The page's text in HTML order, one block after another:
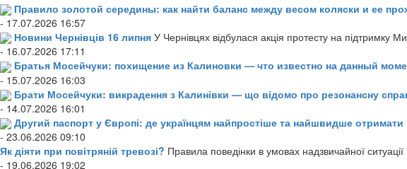
Правило золотой середины: как найти баланс между весом коляски и ее
- 17.07.2026 16:57
Новини Чернівців 16 липня У Чернівцях відбулася акція протесту на підтримку
- 16.07.2026 17:11
Братья Мосейчуки: похищение из Калиновки — что известно на данный
- 15.07.2026 16:03
Брати Мосейчуки: викрадення з Калинівки — що відомо про резонансну
- 14.07.2026 16:01
Другий паспорт у Європі: де українцям найпростіше та найшвидше
- 23.06.2026 09:10
Як діяти при повітряній тревозі? Правила поведінки в умовах надзвичайної
- 19.06.2026 19:02